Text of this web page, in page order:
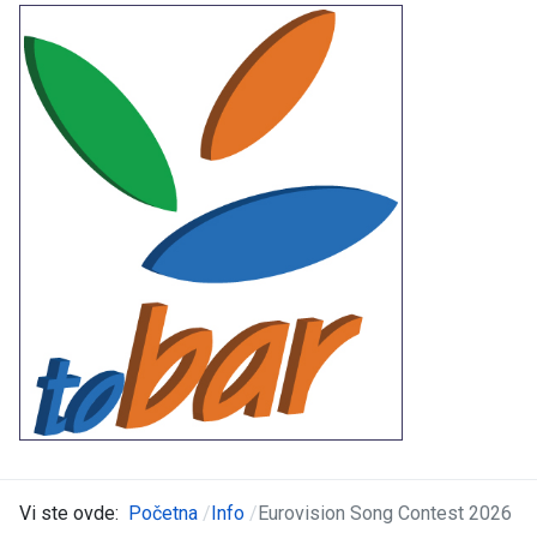
Vi ste ovde: Početna Info Eurovision Song Contest 2026